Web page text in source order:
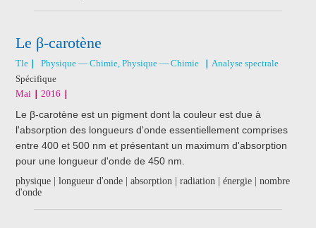
Le β-carotène
Tle Physique — Chimie, Physique — Chimie
Analyse spectrale
Spécifique
Mai
2016
Le β-carotène est un pigment dont la couleur est due à
l'absorption des longueurs d'onde essentiellement comprises
entre 400 et 500 nm et présentant un maximum d'absorption
pour une longueur d'onde de 450 nm.
physique | longueur d'onde | absorption | radiation | énergie | nombre
d'onde